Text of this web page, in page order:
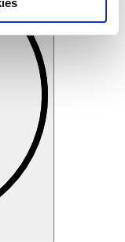
Partner für
weiter. Unsere
mit
bereitgestellt
der Dienste